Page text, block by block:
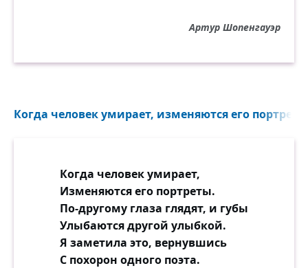
Артур Шопенгауэр
Когда человек умирает, изменяются его
Когда человек умирает,
Изменяются его портреты.
По-другому глаза глядят, и губы
Улыбаются другой улыбкой.
Я заметила это, вернувшись
С похорон одного поэта.